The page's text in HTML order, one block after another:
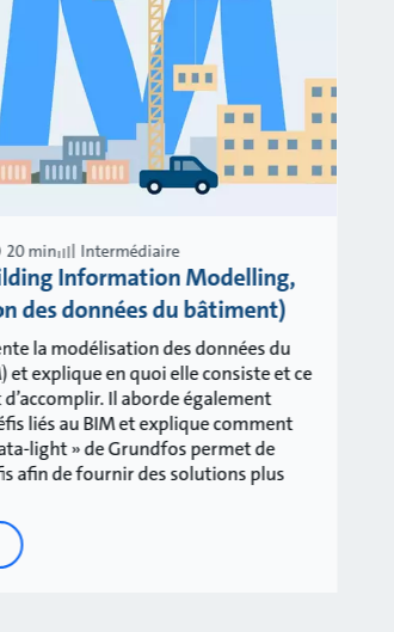
20 min Intermédiaire
Information Modelling,
des données du bâtiment)
la modélisation des données du
et explique en quoi elle consiste et ce
Il aborde également
liés au BIM et explique comment
light » de Grundfos permet de
afin de fournir des solutions plus